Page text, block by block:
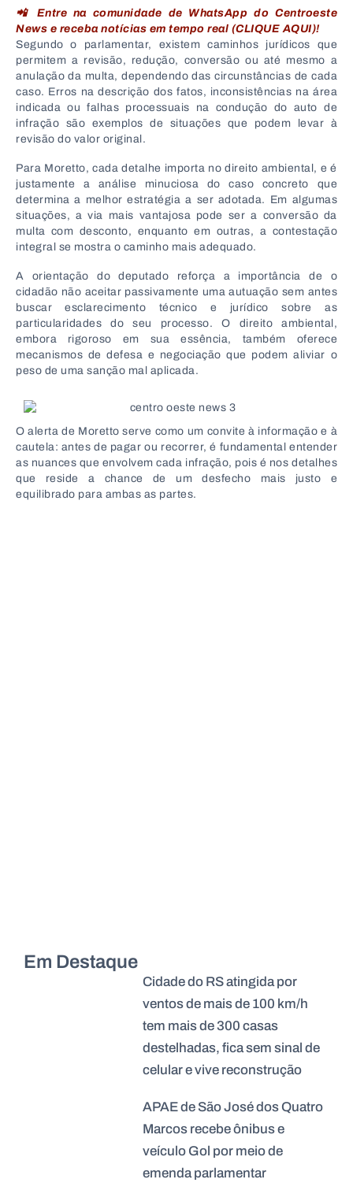
📲 Entre na comunidade de WhatsApp do Centroeste
News e receba notícias em tempo real (CLIQUE AQUI)!
Segundo o parlamentar, existem caminhos jurídicos que
permitem a revisão, redução, conversão ou até mesmo a
anulação da multa, dependendo das circunstâncias de cada
caso. Erros na descrição dos fatos, inconsistências na área
indicada ou falhas processuais na condução do auto de
infração são exemplos de situações que podem levar à
revisão do valor original.
Para Moretto, cada detalhe importa no direito ambiental, e é
justamente a análise minuciosa do caso concreto que
determina a melhor estratégia a ser adotada. Em algumas
situações, a via mais vantajosa pode ser a conversão da
multa com desconto, enquanto em outras, a contestação
integral se mostra o caminho mais adequado.
A orientação do deputado reforça a importância de o
cidadão não aceitar passivamente uma autuação sem antes
buscar esclarecimento técnico e jurídico sobre as
particularidades do seu processo. O direito ambiental,
embora rigoroso em sua essência, também oferece
mecanismos de defesa e negociação que podem aliviar o
peso de uma sanção mal aplicada.
O alerta de Moretto serve como um convite à informação e à
cautela: antes de pagar ou recorrer, é fundamental entender
as nuances que envolvem cada infração, pois é nos detalhes
que reside a chance de um desfecho mais justo e
equilibrado para ambas as partes.
Em Destaque
Cidade do RS atingida por
ventos de mais de 100 km/h
tem mais de 300 casas
destelhadas, fica sem sinal de
celular e vive reconstrução
APAE de São José dos Quatro
Marcos recebe ônibus e
veículo Gol por meio de
emenda parlamentar